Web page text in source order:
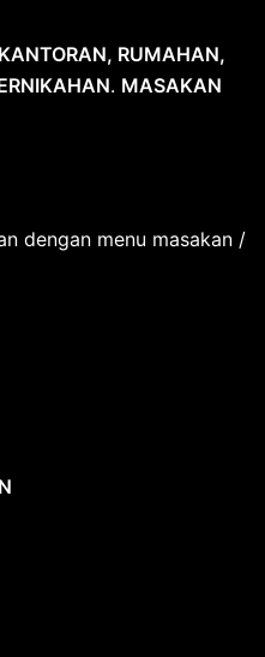
RUMAHAN,
. MASAKAN
dengan menu masakan /